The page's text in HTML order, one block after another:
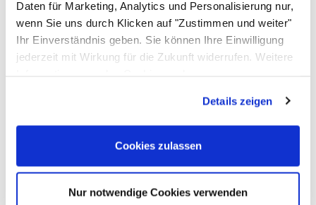
Daten für Marketing, Analytics und Personalisierung nur,
wenn Sie uns durch Klicken auf "Zustimmen und weiter"
Ihr Einverständnis geben. Sie können Ihre Einwilligung
jederzeit mit Wirkung für die Zukunft widerrufen. Weitere
Details zeigen
Cookies zulassen
Nur notwendige Cookies verwenden
Zubehör überspringen
Siegelrandbeutel 200 x 300 mm